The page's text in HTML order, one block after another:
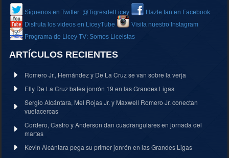
Síguenos en Twitter: @TigresdelLicey
Hazte fan en Facebook
Disfruta los videos en LiceyTube
Visita nuestro Instagram
Programa de Licey TV: Somos Liceistas
ARTÍCULOS RECIENTES
Romero Jr., Hernández y De La Cruz se van sobre la verja
Elly De La Cruz batea jonrón 19 en las Grandes Ligas
Sergio Alcántara, Mel Rojas Jr. y Maxwell Romero Jr. conectan
vuelacercas
Cordero, Castro y Anderson dan cuadrangulares en jornada del
martes
Kevin Alcántara pega su primer jonrón en las Grandes Ligas